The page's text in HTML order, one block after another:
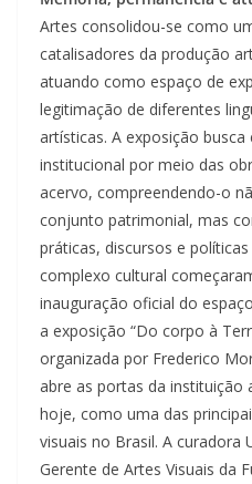
Artes consolidou-se como
catalisadores da produção
atuando como espaço de
legitimação de diferentes
artísticas. A exposição
institucional por meio das
acervo, compreendendo-o
conjunto patrimonial, mas
práticas, discursos e
complexo cultural
inauguração oficial do
a exposição “Do corpo à
organizada por Frederico
abre as portas da instituição
hoje, como uma das
visuais no Brasil. A curadora
Gerente de Artes Visuais da